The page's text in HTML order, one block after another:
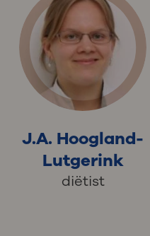
J.A. Hoogland-
Lutgerink
diëtist